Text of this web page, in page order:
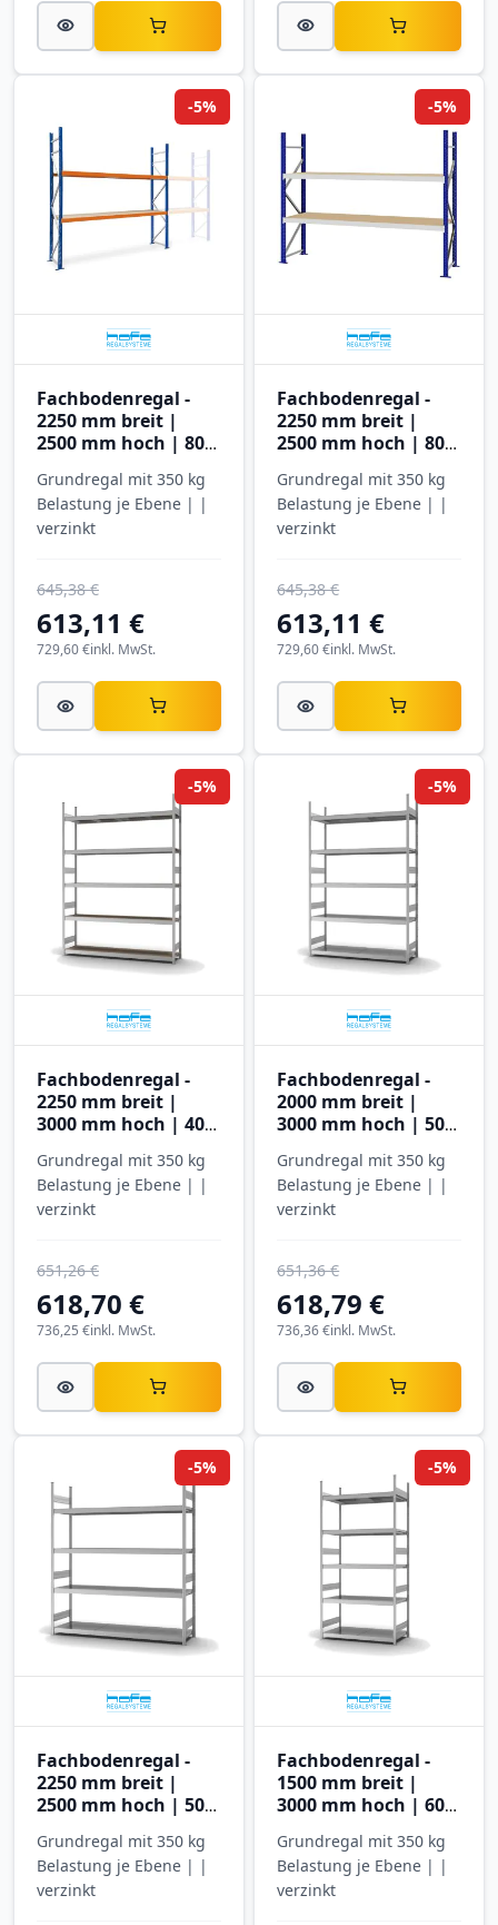
Fachbodenregal -
2250 mm breit |
2500 mm hoch | 800
Hofe Regalsysteme
Grundregal mit 350 kg
Belastung je Ebene | |
verzinkt
613,11 €
645,38 €
-5%
inkl. MwSt.
729,60 €
Fachbodenregal -
2250 mm breit |
2500 mm hoch | 800
Hofe Regalsysteme
Grundregal mit 350 kg
Belastung je Ebene | |
verzinkt
613,11 €
645,38 €
-5%
inkl. MwSt.
729,60 €
Fachbodenregal -
2250 mm breit |
3000 mm hoch | 400
Hofe Regalsysteme
Grundregal mit 350 kg
Belastung je Ebene | |
verzinkt
618,70 €
651,26 €
-5%
inkl. MwSt.
736,25 €
Fachbodenregal -
2000 mm breit |
3000 mm hoch | 500
Hofe Regalsysteme
Grundregal mit 350 kg
Belastung je Ebene | |
verzinkt
618,79 €
651,36 €
-5%
inkl. MwSt.
736,36 €
Fachbodenregal -
2250 mm breit |
2500 mm hoch | 500
Hofe Regalsysteme
Grundregal mit 350 kg
Belastung je Ebene | |
verzinkt
-5%
Fachbodenregal -
1500 mm breit |
3000 mm hoch | 600
Hofe Regalsysteme
Grundregal mit 350 kg
Belastung je Ebene | |
verzinkt
-5%